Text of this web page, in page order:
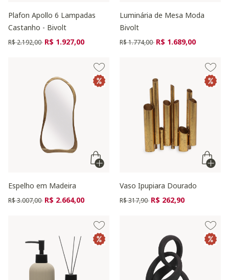
Plafon Apollo 6 Lampadas
Castanho - Bivolt
Preço reduzido de
R$ 2.192,00 para
R$ 1.927,00
Luminária de Mesa Moda
Bivolt
Preço reduzido de
R$ 1.774,00 para
R$ 1.689,00
Espelho em Madeira
Preço reduzido de
R$ 3.007,00 para
R$ 2.664,00
Vaso Ipupiara Dourado
Preço reduzido de
R$ 317,90 para
R$ 262,90